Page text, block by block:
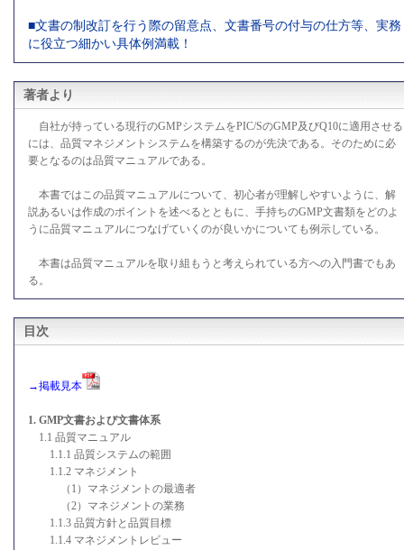
■文書の制改訂を行う際の留意点、文書番号の付与の仕方等、実務
に役立つ細かい具体例満載！
著者より
自社が持っている現行のGMPシステムをPIC/SのGMP及びQ10に適用させる
には、品質マネジメントシステムを構築するのが先決である。そのために必
要となるのは品質マニュアルである。
本書ではこの品質マニュアルについて、初心者が理解しやすいように、解
説あるいは作成のポイントを述べるとともに、手持ちのGMP文書類をどのよ
うに品質マニュアルにつなげていくのが良いかについても例示している。
本書は品質マニュアルを取り組もうと考えられている方への入門書でもあ
る。
目次
→掲載見本
1. GMP文書および文書体系
1.1 品質マニュアル
1.1.1 品質システムの範囲
1.1.2 マネジメント
（1）マネジメントの最適者
（2）マネジメントの業務
1.1.3 品質方針と品質目標
1.1.4 マネジメントレビュー